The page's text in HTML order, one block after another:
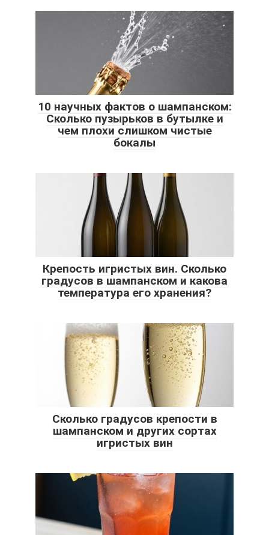
10 научных фактов о шампанском:
Сколько пузырьков в бутылке и
чем плохи слишком чистые
бокалы
Крепость игристых вин. Сколько
градусов в шампанском и какова
температура его хранения?
Сколько градусов крепости в
шампанском и других сортах
игристых вин